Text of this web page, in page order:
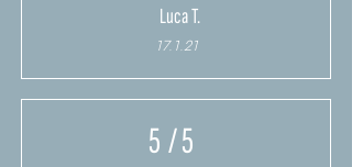
Luca T.
17.1.21
5/ 5